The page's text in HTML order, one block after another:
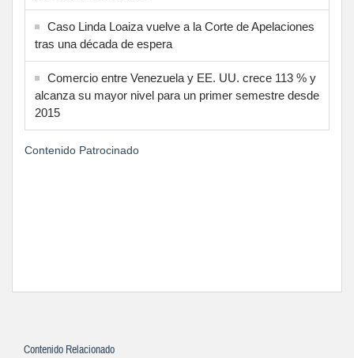
Caso Linda Loaiza vuelve a la Corte de Apelaciones
tras una década de espera
Comercio entre Venezuela y EE. UU. crece 113 % y
alcanza su mayor nivel para un primer semestre desde
2015
Contenido Patrocinado
Contenido Relacionado